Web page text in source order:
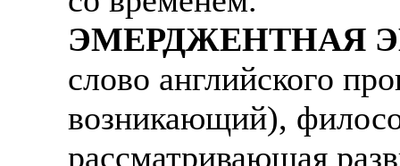
ЭМЕРДЖЕНТНАЯ
слово английского
возникающий),
рассматривающая